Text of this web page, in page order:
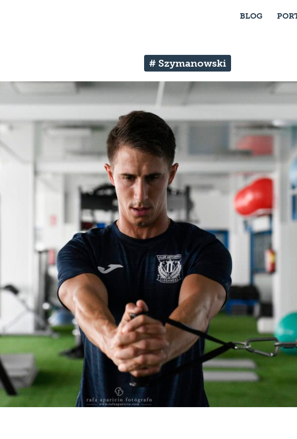
BLOG
# Szymanowski